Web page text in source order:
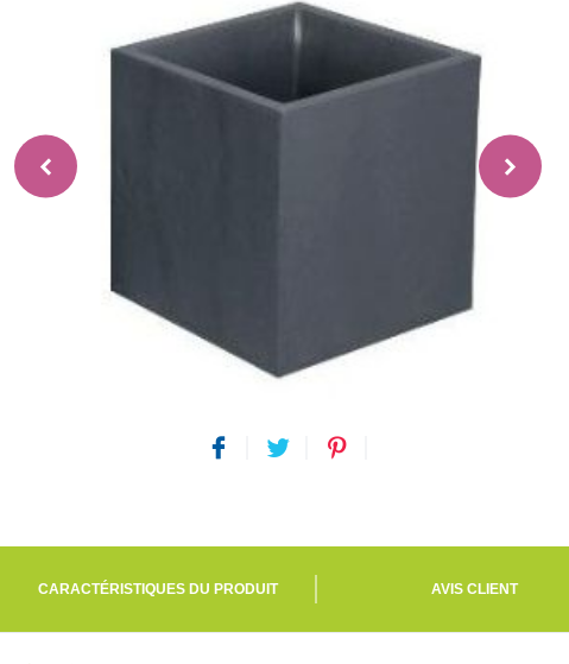
CARACTÉRISTIQUES DU PRODUIT AVIS CLIENT